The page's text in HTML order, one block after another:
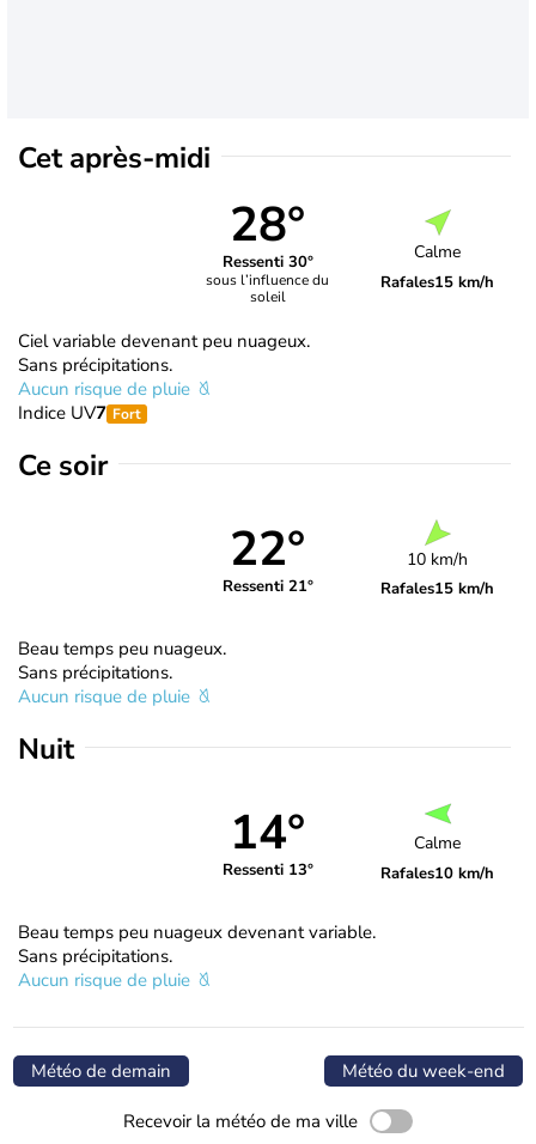
Cet après-midi
28°
Ressenti 30°
sous l’influence du
soleil
Calme
Rafales15 km/h
Ciel variable devenant peu nuageux.
Sans précipitations.
Aucun risque de pluie
Indice UV7 Fort
Ce soir
22°
Ressenti 21°
10 km/h
Rafales15 km/h
Beau temps peu nuageux.
Sans précipitations.
Aucun risque de pluie
Nuit
14°
Ressenti 13°
Calme
Rafales10 km/h
Beau temps peu nuageux devenant variable.
Sans précipitations.
Aucun risque de pluie
Météo de demain Météo du week-end
Recevoir la météo de ma ville